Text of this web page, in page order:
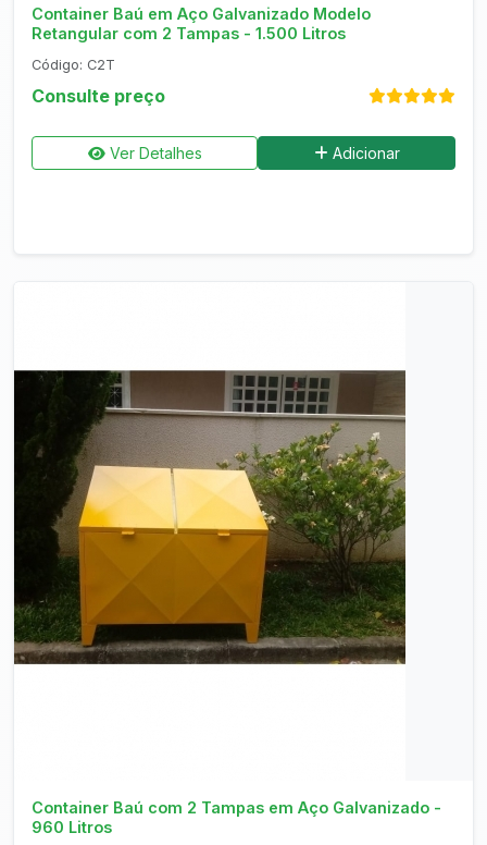
Container Baú em Aço Galvanizado Modelo
Retangular com 2 Tampas - 1.500 Litros
Código: C2T
Consulte preço
Ver Detalhes Adicionar
Container Baú com 2 Tampas em Aço Galvanizado -
960 Litros